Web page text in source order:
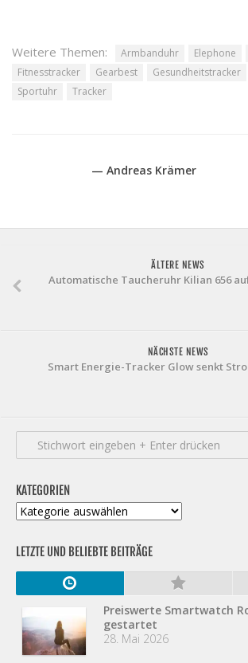
Weitere Themen: Armbanduhr Elephone
Fitnesstracker
Gearbest Gesundheitstracker
Sportuhr
Tracker
— Andreas Krämer
ÄLTERE NEWS
Automatische Taucheruhr Kilian 656
NÄCHSTE NEWS
Smart Energie-Tracker Glow senkt
KATEGORIEN
Kategorien
LETZTE UND BELIEBTE BEITRÄGE
Preiswerte Smartwatch
gestartet
28. Mai 2026